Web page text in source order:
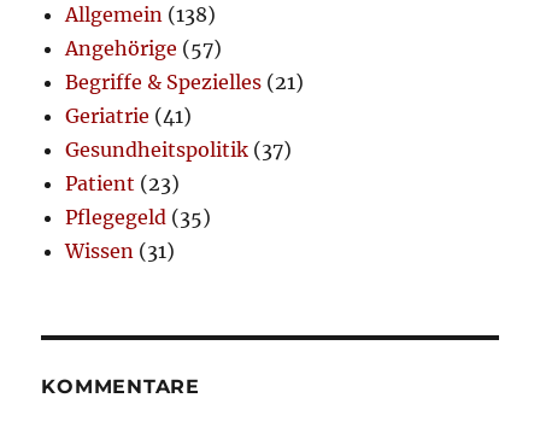
Allgemein (138)
Angehörige (57)
Begriffe & Spezielles (21)
Geriatrie (41)
Gesundheitspolitik (37)
Patient (23)
Pflegegeld (35)
Wissen (31)
KOMMENTARE